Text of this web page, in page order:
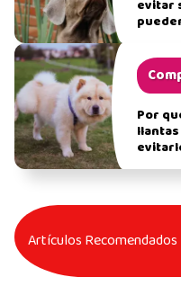
evitar
Por
Artículos Recomendados